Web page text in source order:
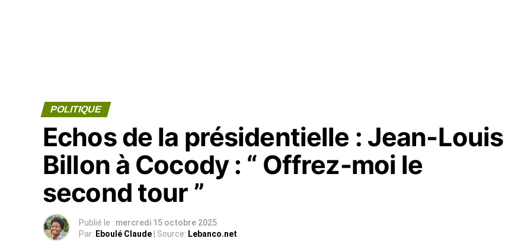
POLITIQUE
Echos de la présidentielle : Jean-Louis
Billon à Cocody : “ Offrez-moi le
second tour ”
Publié le : mercredi 15 octobre 2025
Par: Eboulé Claude | Source: Lebanco.net